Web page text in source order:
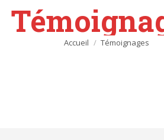
Vous êtes ici :
Accueil Témoignages